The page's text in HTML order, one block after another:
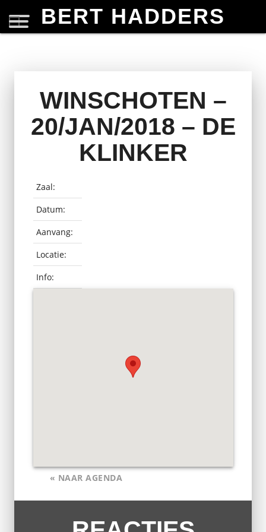
BERT HADDERS
WINSCHOTEN –
20/JAN/2018 – DE
KLINKER
Zaal:
Datum:
Aanvang:
Locatie:
Info:
« NAAR AGENDA